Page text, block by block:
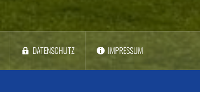
DATENSCHUTZ IMPRESSUM